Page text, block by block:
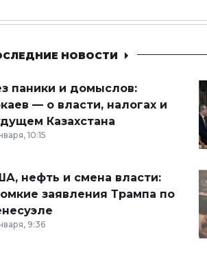
НОВОСТИ
паники и домыслов:
— о власти, налогах и
Казахстана
10:15
нефть и смена власти:
заявления Трампа по
9:36